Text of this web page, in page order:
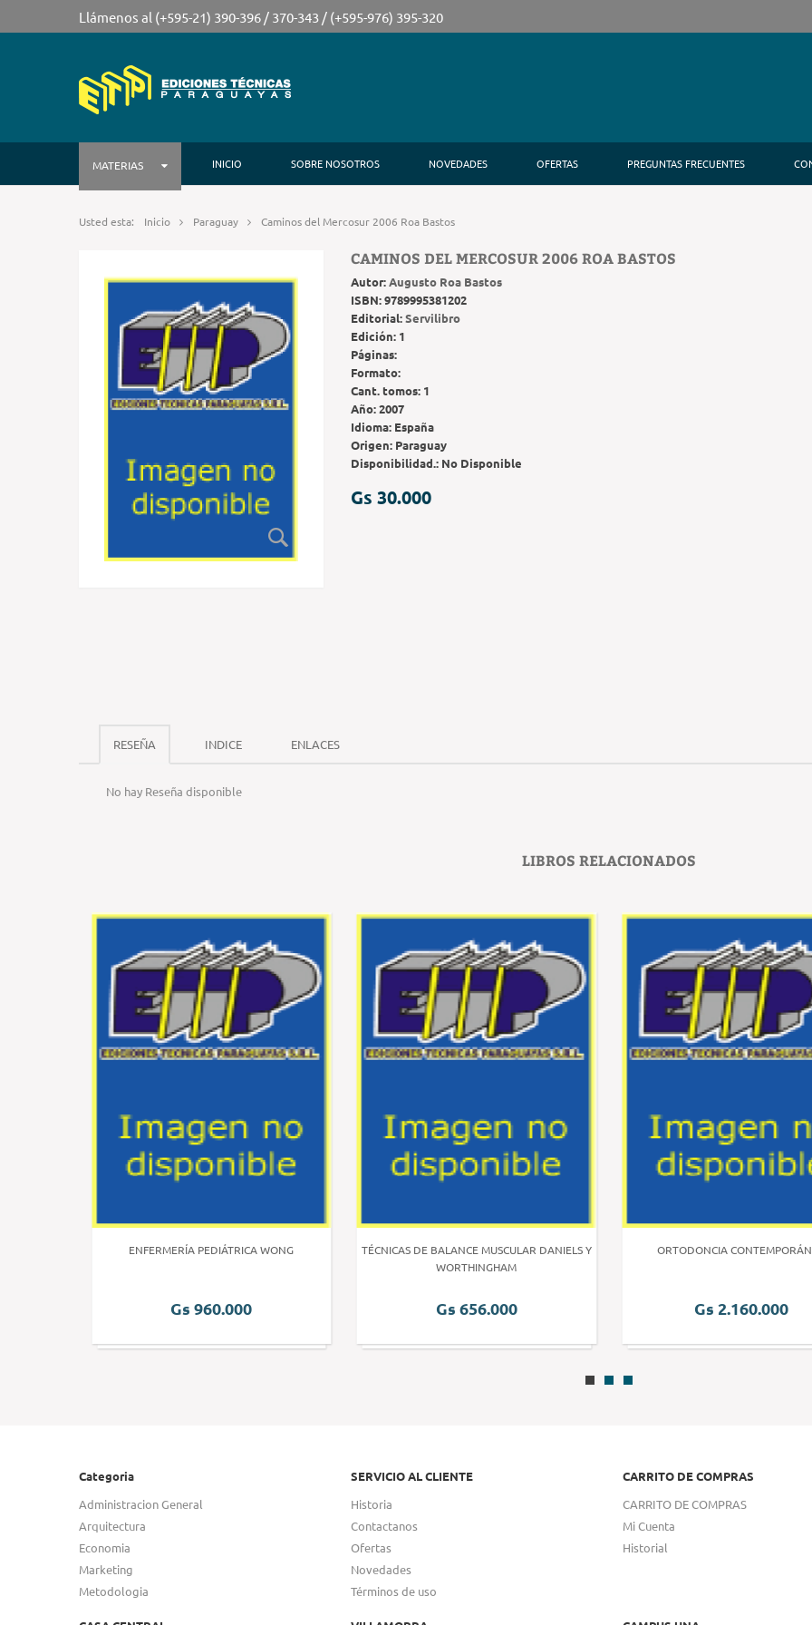
Llámenos al (+595-21) 390-396 / 370-343 / (+595-976) 395-320
MATERIAS INICIO SOBRE NOSOTROS NOVEDADES OFERTAS PREGUNTAS FRECUENTES
Usted esta: Inicio Paraguay Caminos del Mercosur 2006 Roa Bastos
CAMINOS DEL MERCOSUR 2006 ROA BASTOS
Autor:Augusto Roa Bastos
ISBN:9789995381202
Editorial:Servilibro
Edición: 1
Páginas:
Formato:
Cant. tomos: 1
Año:2007
Idioma: España
Origen: Paraguay
Disponibilidad.: No Disponible
Gs 30.000
RESEÑA INDICE ENLACES
No hay Reseña disponible
LIBROS RELACIONADOS
ENFERMERÍA PEDIÁTRICA WONG
Gs 960.000
TÉCNICAS DE BALANCE MUSCULAR DANIELS Y
WORTHINGHAM
Gs 656.000
ORTODONCIA
Gs 2.160.000
Categoria
Administracion General
Arquitectura
Economia
Marketing
Metodologia
SERVICIO AL CLIENTE
Historia
Contactanos
Ofertas
Novedades
Términos de uso
CARRITO DE COMPRAS
CARRITO DE COMPRAS
Mi Cuenta
Historial